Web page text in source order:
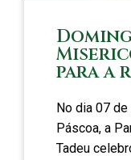
para a
No dia 07
Páscoa, a
Tadeu